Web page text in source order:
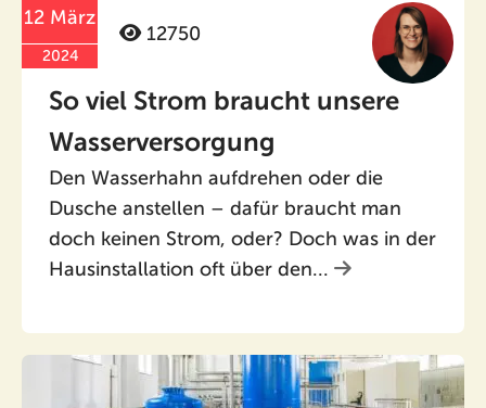
12 März
2024
12750
So viel Strom braucht unsere
Wasserversorgung
Den Wasserhahn aufdrehen oder die
Dusche anstellen – dafür braucht man
doch keinen Strom, oder? Doch was in der
Hausinstallation oft über den...